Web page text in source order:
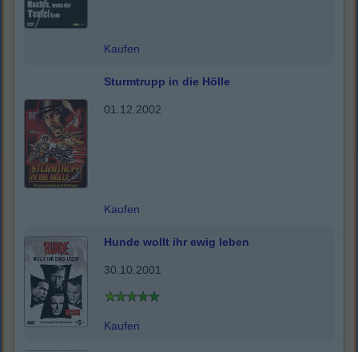
Kaufen
Sturmtrupp in die Hölle
01.12.2002
Kaufen
Hunde wollt ihr ewig leben
30.10.2001
Kaufen